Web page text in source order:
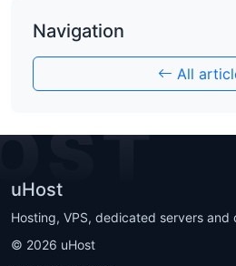
Navigation
All
uHost
Hosting, VPS, dedicated servers and
© 2026 uHost